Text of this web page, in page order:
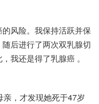
风险。我保持活跃并保
后进行了两次双乳腺切
我还是得了乳腺癌 。
，才发现她死于47岁